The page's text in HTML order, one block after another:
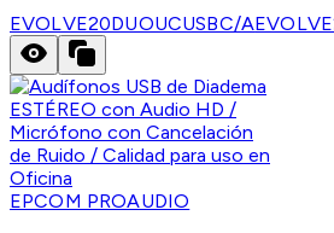
EVOLVE20DUOUCUSBC/A
EPCOM PROAUDIO